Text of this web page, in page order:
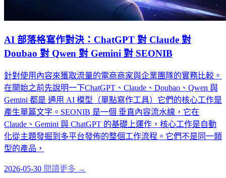
AI 部落格寫作對決：ChatGPT 對 Claude 對
Doubao 對 Qwen 對 Gemini 對 SEONIB
針對使用內容來獲取流量的電商商家與企業團隊的實務比較。
在開始之前先說明一下ChatGPT、Claude、Doubao、Qwen 與
Gemini 都是 通用 AI 模型（單點寫作工具）它們的核心工作是
產生單篇文字。SEONIB 是一個 垂直內容流水線，它在
Claude、Gemini 與 ChatGPT 的基礎上運作，核心工作是自動
化從主題發掘到多平台發佈的整個工作流程。它們不是同一類
型的產品，
2026-05-30 閱讀更多 →